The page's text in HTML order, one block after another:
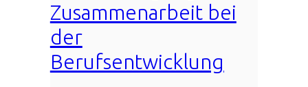
Zusammenarbeit bei
der
Berufsentwicklung